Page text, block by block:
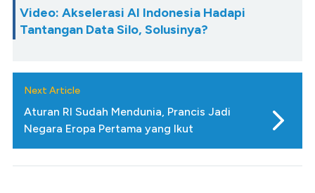
Video: Akselerasi AI Indonesia Hadapi
Tantangan Data Silo, Solusinya?
Next Article
Aturan RI Sudah Mendunia, Prancis Jadi
Negara Eropa Pertama yang Ikut